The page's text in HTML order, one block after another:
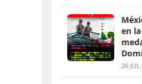
en
26